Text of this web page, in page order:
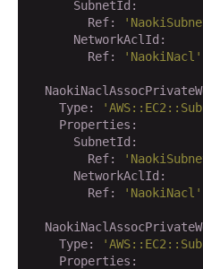
      SubnetId:
        Ref:
      NetworkAclId:
        Ref:
'NaokiNacl'
    Type:
    Properties:
      SubnetId:
        Ref:
      NetworkAclId:
        Ref:
'NaokiNacl'
    Type:
    Properties: